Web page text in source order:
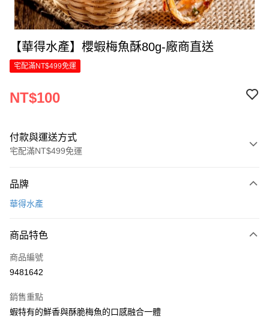
【華得水產】櫻蝦梅魚酥80g-廠商直送
宅配滿NT$499免運
NT$100
付款與運送方式
宅配滿NT$499免運
信用卡一次付款
Apple Pay
街口支付
Google Pay
品牌
華得水產
商品特色
商品編號
9481642
銷售重點
蝦特有的鮮香與酥脆梅魚的口感融合一體